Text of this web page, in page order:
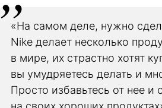
«На самом деле, нужно
Nike делает несколько
в мире, их страстно хотят
вы умудряетесь делать и
Просто избавьтесь от нее и